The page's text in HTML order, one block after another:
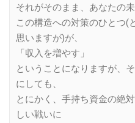
それがそのまま、あなたの
この構造への対策のひとつ(
思いますが)が、
「収入を増やす」
ということになりますが、
にしても、
とにかく、手持ち資金の絶
しい戦いに